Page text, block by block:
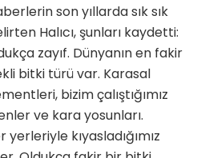
son yıllarda sık sık
Halıcı, şunları kaydetti:
zayıf. Dünyanın en fakir
bitki türü var. Karasal
bizim çalıştığımız
ve kara yosunları.
kıyasladığımız